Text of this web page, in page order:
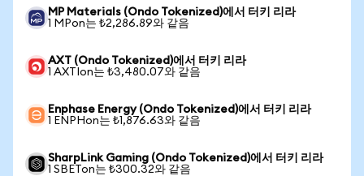
MP Materials (Ondo Tokenized)에서 터키 리라
1 MPon는 ₺2,286.89와 같음
AXT (Ondo Tokenized)에서 터키 리라
1 AXTIon는 ₺3,480.07와 같음
Enphase Energy (Ondo Tokenized)에서 터키 리라
1 ENPHon는 ₺1,876.63와 같음
SharpLink Gaming (Ondo Tokenized)에서 터키 리라
1 SBETon는 ₺300.32와 같음